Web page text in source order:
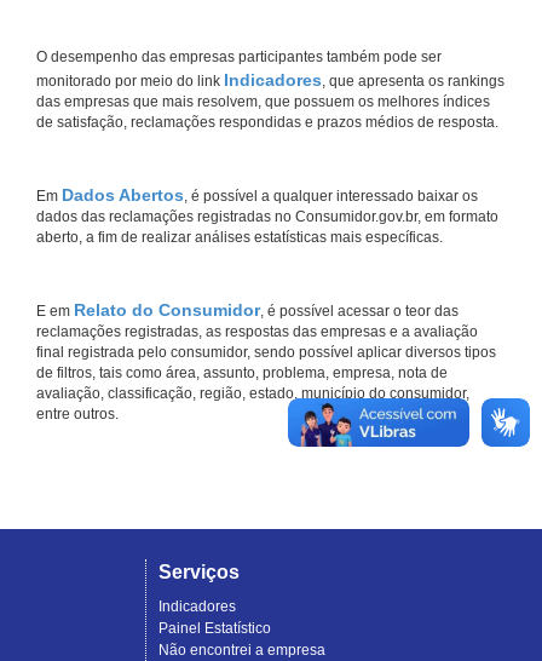
O desempenho das empresas participantes também pode ser
monitorado por meio do link Indicadores, que apresenta os rankings
das empresas que mais resolvem, que possuem os melhores índices
de satisfação, reclamações respondidas e prazos médios de resposta.
Em Dados Abertos, é possível a qualquer interessado baixar os
dados das reclamações registradas no Consumidor.gov.br, em formato
aberto, a fim de realizar análises estatísticas mais específicas.
E em Relato do Consumidor, é possível acessar o teor das
reclamações registradas, as respostas das empresas e a avaliação
final registrada pelo consumidor, sendo possível aplicar diversos tipos
de filtros, tais como área, assunto, problema, empresa, nota de
avaliação, classificação, região, estado, município do consumidor,
entre outros.
Serviços
Indicadores
Painel Estatístico
Não encontrei a empresa